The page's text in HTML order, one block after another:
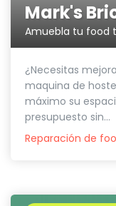
Mark's
Amuebla tu food
¿Necesitas
maquina de
máximo su
presupuesto sin...
Reparación de